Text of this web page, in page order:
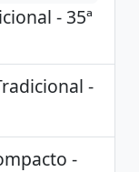
- 35ª
-
-